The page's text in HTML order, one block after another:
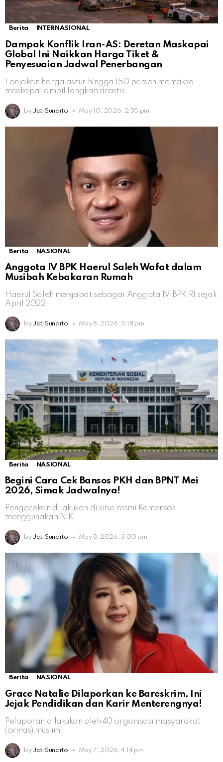
Berita INTERNASIONAL
Dampak Konflik Iran-AS: Deretan Maskapai
Global Ini Naikkan Harga Tiket &
Penyesuaian Jadwal Penerbangan
Lonjakan harga avtur hingga 150 persen memaksa
maskapai ambil langkah drastis
by Jati Sunarto May 10, 2026, 2:35 pm
Berita NASIONAL
Anggota IV BPK Haerul Saleh Wafat dalam
Musibah Kebakaran Rumah
Haerul Saleh menjabat sebagai Anggota IV BPK RI sejak
April 2022
by Jati Sunarto May 8, 2026, 5:18 pm
Berita NASIONAL
Begini Cara Cek Bansos PKH dan BPNT Mei
2026, Simak Jadwalnya!
Pengecekan dilakukan di situs resmi Kemensos
menggunakan NIK
by Jati Sunarto May 8, 2026, 3:00 pm
Berita NASIONAL
Grace Natalie Dilaporkan ke Bareskrim, Ini
Jejak Pendidikan dan Karir Menterengnya!
Pelaporan dilakukan oleh 40 organisasi masyarakat
(ormas) muslim
by Jati Sunarto May 7, 2026, 4:14 pm